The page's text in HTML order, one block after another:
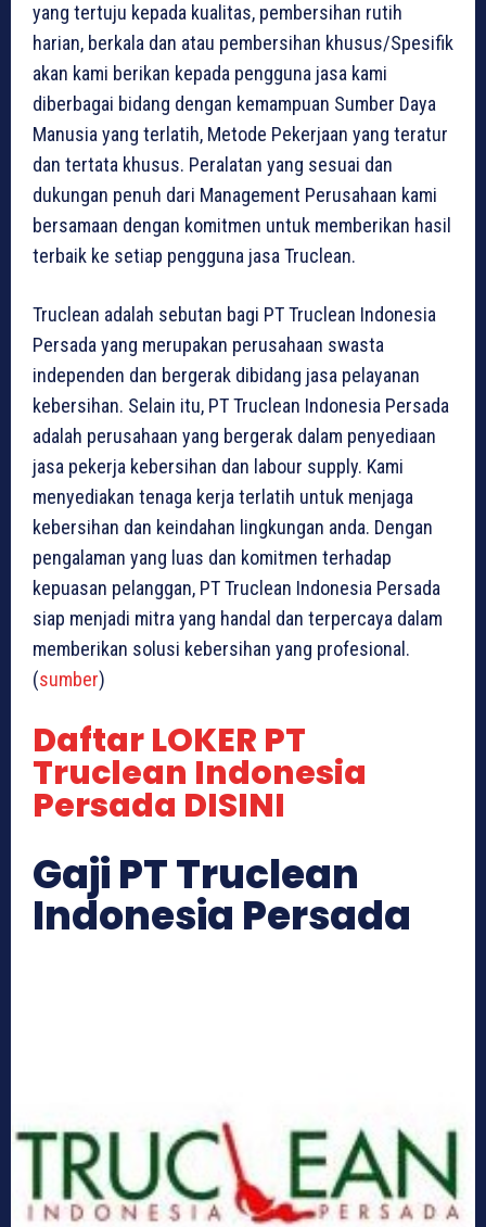
yang tertuju kepada kualitas, pembersihan rutih
harian, berkala dan atau pembersihan khusus/Spesifik
akan kami berikan kepada pengguna jasa kami
diberbagai bidang dengan kemampuan Sumber Daya
Manusia yang terlatih, Metode Pekerjaan yang teratur
dan tertata khusus. Peralatan yang sesuai dan
dukungan penuh dari Management Perusahaan kami
bersamaan dengan komitmen untuk memberikan hasil
terbaik ke setiap pengguna jasa Truclean.
Truclean adalah sebutan bagi PT Truclean Indonesia
Persada yang merupakan perusahaan swasta
independen dan bergerak dibidang jasa pelayanan
kebersihan. Selain itu, PT Truclean Indonesia Persada
adalah perusahaan yang bergerak dalam penyediaan
jasa pekerja kebersihan dan labour supply. Kami
menyediakan tenaga kerja terlatih untuk menjaga
kebersihan dan keindahan lingkungan anda. Dengan
pengalaman yang luas dan komitmen terhadap
kepuasan pelanggan, PT Truclean Indonesia Persada
siap menjadi mitra yang handal dan terpercaya dalam
memberikan solusi kebersihan yang profesional.
(sumber)
Daftar LOKER PT
Truclean Indonesia
Persada DISINI
Gaji PT Truclean
Indonesia Persada